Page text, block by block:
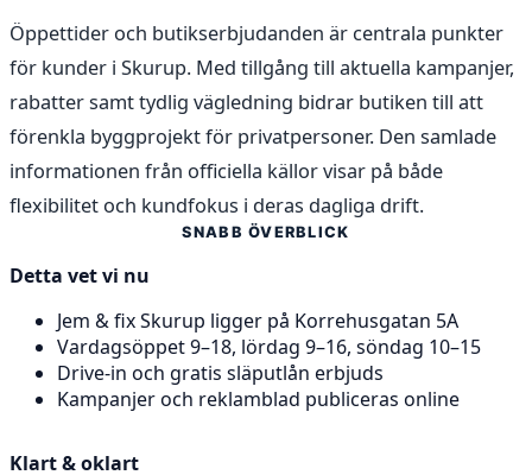
Öppettider och butikserbjudanden är centrala punkter
för kunder i Skurup. Med tillgång till aktuella kampanjer,
rabatter samt tydlig vägledning bidrar butiken till att
förenkla byggprojekt för privatpersoner. Den samlade
informationen från officiella källor visar på både
flexibilitet och kundfokus i deras dagliga drift.
SNABB ÖVERBLICK
Detta vet vi nu
Jem & fix Skurup ligger på Korrehusgatan 5A
Vardagsöppet 9–18, lördag 9–16, söndag 10–15
Drive-in och gratis släputlån erbjuds
Kampanjer och reklamblad publiceras online
Klart & oklart